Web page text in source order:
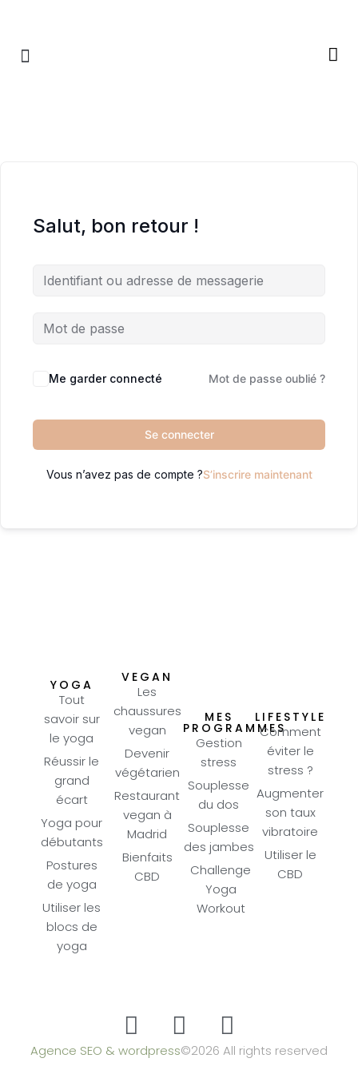
Salut, bon retour !
Me garder connecté Mot de passe oublié ?
Se connecter
Vous n’avez pas de compte ?S’inscrire maintenant
YOGA
Tout
savoir sur
le yoga
Réussir le
grand
écart
Yoga pour
débutants
Postures
de yoga
Utiliser les
blocs de
yoga
VEGAN
Les
chaussures
vegan
Devenir
végétarien
Restaurant
vegan à
Madrid
Bienfaits
CBD
MES
PROGRAMMES
Gestion
stress
Souplesse
du dos
Souplesse
des jambes
Challenge
Yoga
Workout
LIFESTYLE
Comment
éviter le
stress ?
Augmenter
son taux
vibratoire
Utiliser le
CBD
Agence SEO & wordpress©2026 All rights reserved